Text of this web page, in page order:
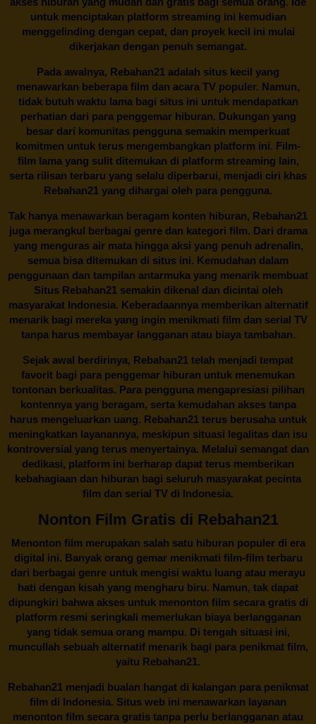
untuk menciptakan platform streaming ini kemudian
menggelinding dengan cepat, dan proyek kecil ini mulai
dikerjakan dengan penuh semangat.
Pada awalnya, Rebahan21 adalah situs kecil yang
menawarkan beberapa film dan acara TV populer. Namun,
tidak butuh waktu lama bagi situs ini untuk mendapatkan
perhatian dari para penggemar hiburan. Dukungan yang
besar dari komunitas pengguna semakin memperkuat
komitmen untuk terus mengembangkan platform ini. Film-
film lama yang sulit ditemukan di platform streaming lain,
serta rilisan terbaru yang selalu diperbarui, menjadi ciri khas
Rebahan21 yang dihargai oleh para pengguna.
Tak hanya menawarkan beragam konten hiburan, Rebahan21
juga merangkul berbagai genre dan kategori film. Dari drama
yang menguras air mata hingga aksi yang penuh adrenalin,
semua bisa ditemukan di situs ini. Kemudahan dalam
penggunaan dan tampilan antarmuka yang menarik membuat
Situs Rebahan21semakin dikenal dan dicintai oleh
masyarakat Indonesia. Keberadaannya memberikan alternatif
menarik bagi mereka yang ingin menikmati film dan serial TV
tanpa harus membayar langganan atau biaya tambahan.
Sejak awal berdirinya, Rebahan21 telah menjadi tempat
favorit bagi para penggemar hiburan untuk menemukan
tontonan berkualitas. Para pengguna mengapresiasi pilihan
kontennya yang beragam, serta kemudahan akses tanpa
harus mengeluarkan uang. Rebahan21terus berusaha untuk
meningkatkan layanannya, meskipun situasi legalitas dan isu
kontroversial yang terus menyertainya. Melalui semangat dan
dedikasi, platform ini berharap dapat terus memberikan
kebahagiaan dan hiburan bagi seluruh masyarakat pecinta
film dan serial TV di Indonesia.
Nonton Film Gratis di Rebahan21
Menonton film merupakan salah satu hiburan populer di era
digital ini. Banyak orang gemar menikmati film-film terbaru
dari berbagai genre untuk mengisi waktu luang atau merayu
hati dengan kisah yang mengharu biru. Namun, tak dapat
dipungkiri bahwa akses untuk menonton film secara gratis di
platform resmi seringkali memerlukan biaya berlangganan
yang tidak semua orang mampu. Di tengah situasi ini,
muncullah sebuah alternatif menarik bagi para penikmat film,
yaitu Rebahan21.
Rebahan21menjadi bualan hangat di kalangan para penikmat
film di Indonesia. Situs web ini menawarkan layanan
menonton film secara gratis tanpa perlu berlangganan atau